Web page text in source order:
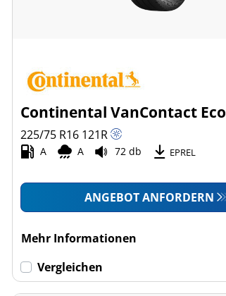
Continental VanContact Eco
225/75 R16 121R
A A 72 db EPREL
ANGEBOT ANFORDERN
Mehr Informationen
Vergleichen